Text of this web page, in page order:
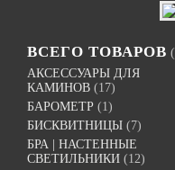
ВСЕГО ТОВАРОВ
АКСЕССУАРЫ ДЛЯ
КАМИНОВ (17)
БАРОМЕТР (1)
БИСКВИТНИЦЫ (7)
БРА | НАСТЕННЫЕ
СВЕТИЛЬНИКИ (12)